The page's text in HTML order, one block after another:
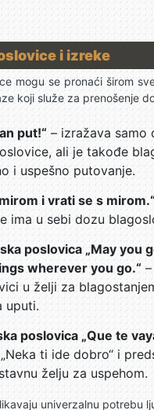
i izreke
mogu se pronaći širom
koji služe za prenošenje
put!“ – izražava samo
ali je takođe
i uspešno putovanje.
i vrati se s mirom.“
ima u sebi dozu
poslovica „May you
wherever you go.“
u želji za
uputi.
poslovica „Que te
ti ide dobro“ i
želju za uspehom.
univerzalnu potrebu